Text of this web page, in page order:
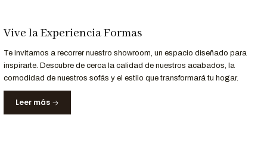
"Si deseas más detalles sobre 'Visión' o tienes alguna pregunta
adicional, nuestro equipo de atención al cliente en Formas Home
'Visión' puede convertirse en una fuente de inspiración en tu
decoración!"
Vive la Experiencia Formas
Te invitamos a recorrer nuestro showroom, un espacio diseñado para
inspirarte. Descubre de cerca la calidad de nuestros acabados, la
comodidad de nuestros sofás y el estilo que transformará tu hogar.
Leer más